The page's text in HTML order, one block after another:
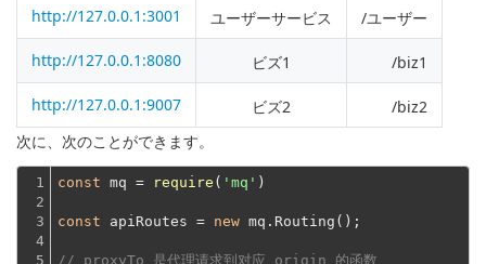
http://127.0.0.1:3001 ユーザーサービス /ユーザー
http://127.0.0.1:8080 ビズ1 /biz1
http://127.0.0.1:9007 ビズ2
/biz2
次に、次のことができます。
1
2
3
4
5
const mq = require ( 'mq' )
const apiRoutes = new mq.Routing();
// proxyTo 是代理请求到对应 origin 的函数